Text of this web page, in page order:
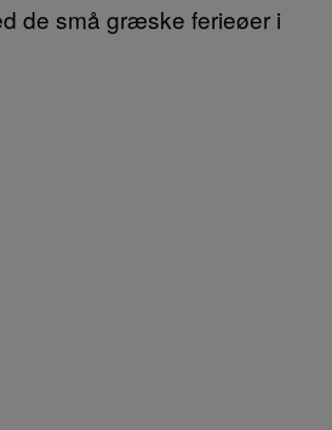
de små græske ferieøer i